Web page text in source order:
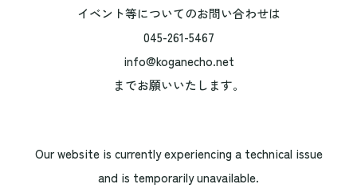
イベント等についてのお問い合わせは
045-261-5467
info@koganecho.net
までお願いいたします。
Our website is currently experiencing a technical issue
and is temporarily unavailable.